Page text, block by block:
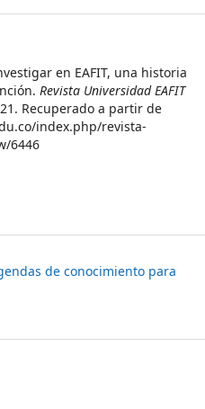
en EAFIT, una historia
Revista Universidad EAFIT
Recuperado a partir de
index.php/revista-
6446
de conocimiento para